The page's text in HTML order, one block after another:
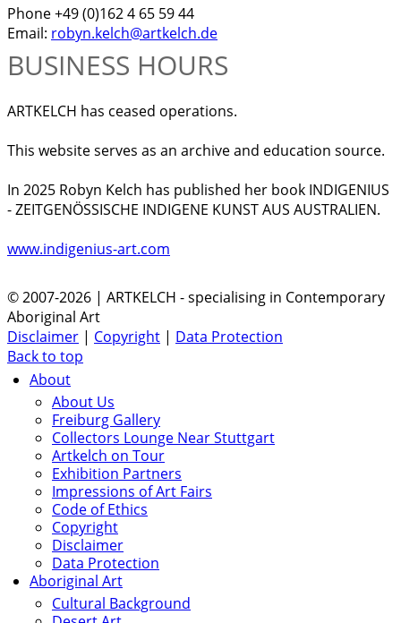
Phone +49 (0)162 4 65 59 44
Email: robyn.kelch@artkelch.de
BUSINESS HOURS
ARTKELCH has ceased operations.
This website serves as an archive and education source.
In 2025 Robyn Kelch has published her book INDIGENIUS
- ZEITGENÖSSISCHE INDIGENE KUNST AUS AUSTRALIEN.
www.indigenius-art.com
© 2007-2026 | ARTKELCH - specialising in Contemporary
Aboriginal Art
Disclaimer | Copyright | Data Protection
Back to top
About
About Us
Freiburg Gallery
Collectors Lounge Near Stuttgart
Artkelch on Tour
Exhibition Partners
Impressions of Art Fairs
Code of Ethics
Copyright
Disclaimer
Data Protection
Aboriginal Art
Cultural Background